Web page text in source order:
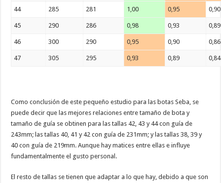
44 285 281 1,00 0,95 0,90
45 290 286 0,98 0,93 0,89
46 300 290 0,95 0,90 0,86
47 305 295 0,93 0,89 0,84
Como conclusión de este pequeño estudio para las botas Seba, se
puede decir que las mejores relaciones entre tamaño de bota y
tamaño de guía se obtinen para las tallas 42, 43 y 44 con guía de
243mm; las tallas 40, 41 y 42 con guía de 231mm; y las tallas 38, 39 y
40 con guía de 219mm. Aunque hay matices entre ellas e influye
fundamentalmente el gusto personal.
El resto de tallas se tienen que adaptar a lo que hay, debido a que son